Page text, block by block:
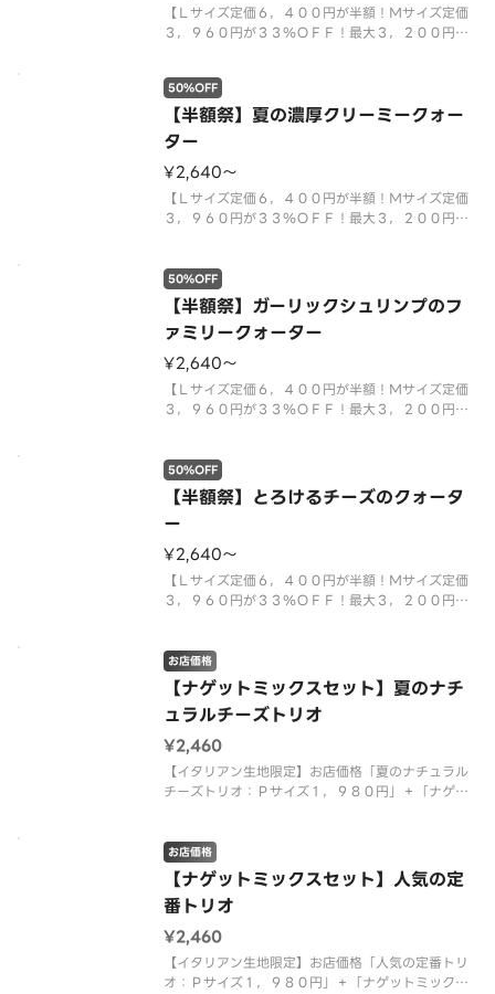
【Ｌサイズ定価６，４００円が半額！Ｍサイズ定価
３，９６０円が３３％ＯＦＦ！最大３，２００円お
クビーフ＆フレッシュレタス」に、満足感たっぷり
の「芳醇チェダーチーズ＆ベーコンポテト」、ピザ
ーラ定番の美味しさが楽しめる「
【半額祭】夏の濃厚クリーミークォー
ター
50%OFF
¥2,640〜
【Ｌサイズ定価６，４００円が半額！Ｍサイズ定価
３，９６０円が３３％ＯＦＦ！最大３，２００円お
定番「もち明太子ピザ」、子どもから大人まで楽し
める「たっぷりクリーミーコーン
【半額祭】ガーリックシュリンプのフ
ァミリークォーター
50%OFF
¥2,640〜
【Ｌサイズ定価６，４００円が半額！Ｍサイズ定価
３，９６０円が３３％ＯＦＦ！最大３，２００円お
人気Ｎｏ．１「テリヤキチキン」、「ミート＆マヨ
ポテト」、「濃厚ミートソース＆
【半額祭】とろけるチーズのクォータ
ー
50%OFF
¥2,640〜
【Ｌサイズ定価６，４００円が半額！Ｍサイズ定価
３，９６０円が３３％ＯＦＦ！最大３，２００円お
りベーコン」、「マルゲリータ」のピザが１度に楽
しめる大人も子供も大満足なクォ
【ナゲットミックスセット】夏のナチ
ュラルチーズトリオ
お店価格
¥2,460
【イタリアン生地限定】お店価格「夏のナチュラル
チーズトリオ：Ｐサイズ１，９８０円」＋「ナゲッ
ヨネーズソース＞ 北海道スイートコーン・テリヤ
キチキン・テリヤキソース・チェダ
【ナゲットミックスセット】人気の定
番トリオ
お店価格
¥2,460
【イタリアン生地限定】お店価格「人気の定番トリ
オ：Ｐサイズ１，９８０円」＋「ナゲットミックス